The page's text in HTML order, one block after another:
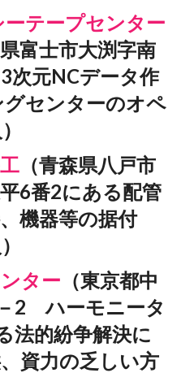
テープセンター
県富士市大渕字南
次元NCデータ作
センターのオペ
（青森県八戸市
6番2にある配管
機器等の据付
ター （東京都中
2 ハーモニータ
的紛争解決に
資力の乏しい方